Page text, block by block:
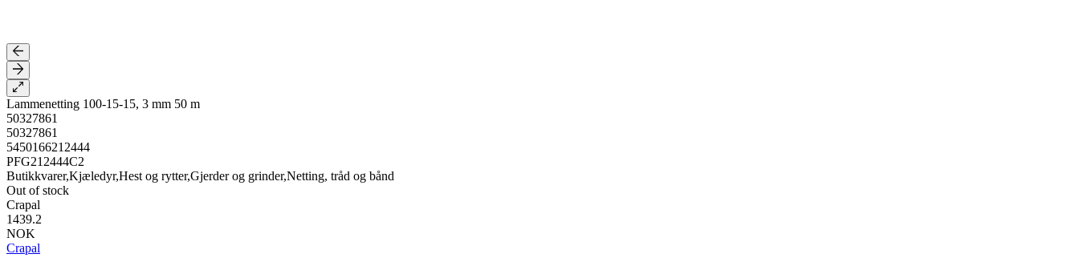
Lammenetting 100-15-15, 3 mm 50 m
50327861
50327861
5450166212444
PFG212444C2
Butikkvarer,Kjæledyr,Hest og rytter,Gjerder og grinder,Netting, tråd og bånd
Out of stock
Crapal
1439.2
NOK
Crapal